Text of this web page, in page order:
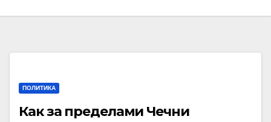
ПОЛИТИКА
Как за пределами Чечни